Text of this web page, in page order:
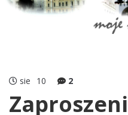
sie 10 2